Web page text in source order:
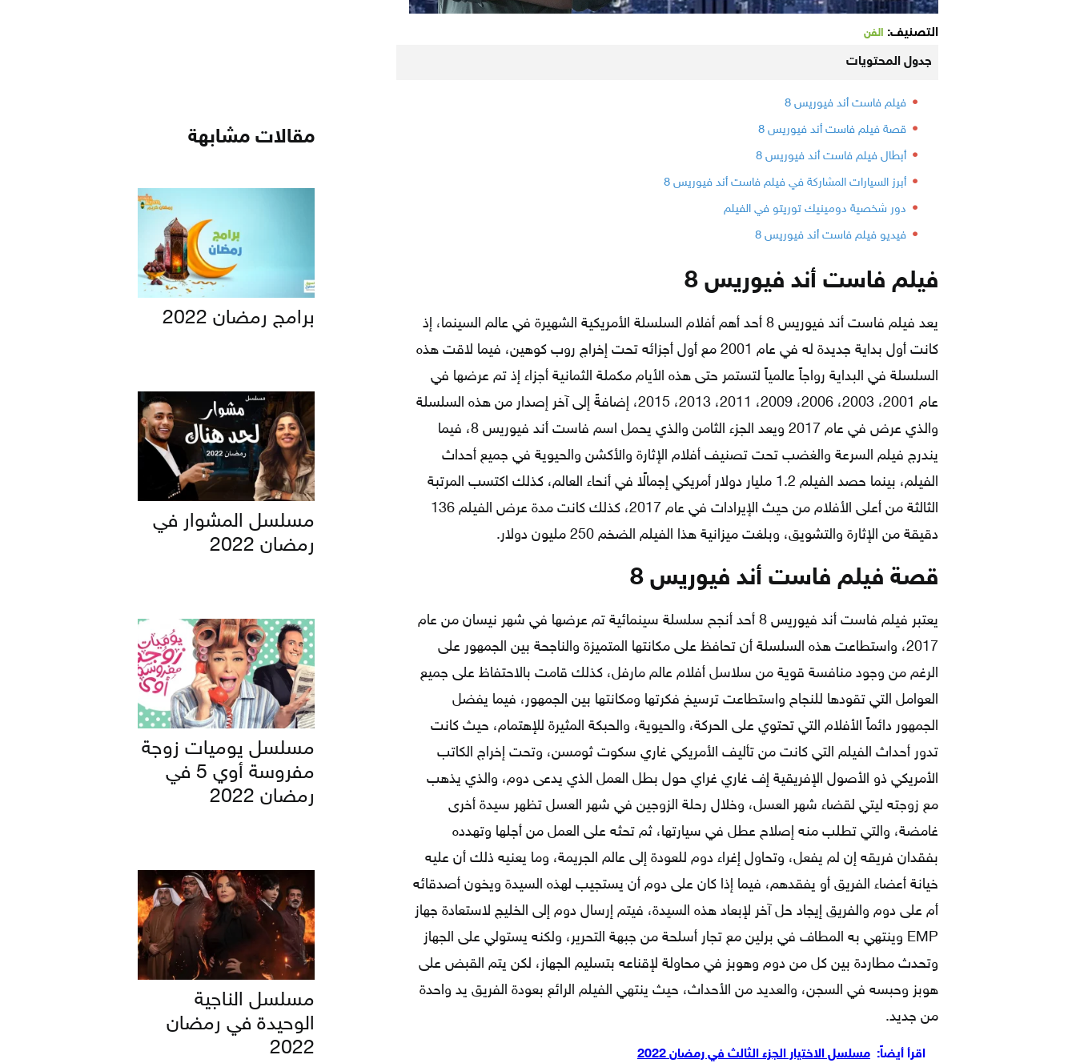
التصنيف: الفن
جدول المحتويات
فيلم فاست أند فيوريس 8
قصة فيلم فاست أند فيوريس 8
أبطال فيلم فاست أند فيوريس 8
أبرز السيارات المشاركة في فيلم فاست أند فيوريس 8
دور شخصية دومينيك توريتو في الفيلم
فيديو فيلم فاست أند فيوريس 8
فيلم فاست أند فيوريس 8
يعد فيلم فاست أند فيوريس 8 أحد أهم أفلام السلسلة الأمريكية الشهيرة في عالم السينما، إذ
كانت أول بداية جديدة له في عام 2001 مع أول أجزائه تحت إخراج روب كوهين، فيما لاقت هذه
السلسلة في البداية رواجاً عالمياً لتستمر حتى هذه الأيام مكملة الثمانية أجزاء إذ تم عرضها في
عام 2001، 2003، 2006، 2009، 2011، 2013، 2015، إضافةً إلى آخر إصدار من هذه السلسلة
والذي عرض في عام 2017 ويعد الجزء الثامن والذي يحمل اسم فاست أند فيوريس 8، فيما
يندرج فيلم السرعة والغضب تحت تصنيف أفلام الإثارة والأكشن والحيوية في جميع أحداث
الفيلم، بينما حصد الفيلم 1.2 مليار دولار أمريكي إجمالًا في أنحاء العالم، كذلك اكتسب المرتبة
الثالثة من أعلى الأفلام من حيث الإيرادات في عام 2017، كذلك كانت مدة عرض الفيلم 136
دقيقة من الإثارة والتشويق، وبلغت ميزانية هذا الفيلم الضخم 250 مليون دولار.
قصة فيلم فاست أند فيوريس 8
يعتبر فيلم فاست أند فيوريس 8 أحد أنجح سلسلة سينمائية تم عرضها في شهر نيسان من عام
2017، واستطاعت هذه السلسلة أن تحافظ على مكانتها المتميزة والناجحة بين الجمهور على
الرغم من وجود منافسة قوية من سلاسل أفلام عالم مارفل، كذلك قامت بالاحتفاظ على جميع
العوامل التي تقودها للنجاح واستطاعت ترسيخ فكرتها ومكانتها بين الجمهور، فيما يفضل
الجمهور دائماً الأفلام التي تحتوي على الحركة، والحيوية، والحبكة المثيرة للإهتمام، حيث كانت
تدور أحداث الفيلم التي كانت من تأليف الأمريكي غاري سكوت ثومسن، وتحت إخراج الكاتب
الأمريكي ذو الأصول الإفريقية إف غاري غراي حول بطل العمل الذي يدعى دوم، والذي يذهب
مع زوجته ليتي لقضاء شهر العسل، وخلال رحلة الزوجين في شهر العسل تظهر سيدة أخرى
غامضة، والتي تطلب منه إصلاح عطل في سيارتها، ثم تحثه على العمل من أجلها وتهدده
بفقدان فريقه إن لم يفعل، وتحاول إغراء دوم للعودة إلى عالم الجريمة، وما يعنيه ذلك أن عليه
خيانة أعضاء الفريق أو يفقدهم، فيما إذا كان على دوم أن يستجيب لهذه السيدة ويخون أصدقائه
أم على دوم والفريق إيجاد حل آخر لإبعاد هذه السيدة، فيتم إرسال دوم إلى الخليج لاستعادة جهاز
EMP وينتهي به المطاف في برلين مع تجار أسلحة من جبهة التحرير، ولكنه يستولي على الجهاز
وتحدث مطاردة بين كل من دوم وهوبز في محاولة لإقناعه بتسليم الجهاز، لكن يتم القبض على
هوبز وحبسه في السجن، والعديد من الأحداث، حيث ينتهي الفيلم الرائع بعودة الفريق يد واحدة
من جديد.
اقرأ أيضاً: مسلسل الاختيار الجزء الثالث في رمضان 2022
مقالات مشابهة
برامج رمضان 2022
مسلسل المشوار في
رمضان 2022
مسلسل يوميات زوجة
مفروسة أوي 5 في
رمضان 2022
مسلسل الناجية
الوحيدة في رمضان
2022